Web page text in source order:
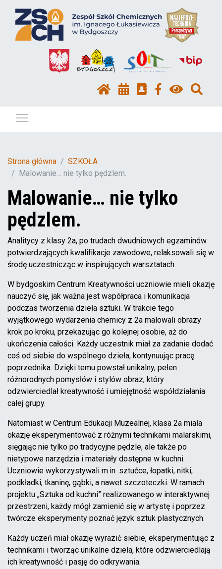
Strona główna
SZKOŁA
Malowanie… nie tylko pędzlem.
Malowanie… nie tylko
pędzlem.
Analitycy z klasy 2a, po trudach dwudniowych egzaminów
potwierdzających kwalifikacje zawodowe, relaksowali się w
środę uczestnicząc w inspirujących warsztatach.
W bydgoskim Centrum Kreatywności uczniowie mieli okazję
nauczyć się, jak ważna jest współpraca i komunikacja
podczas tworzenia dzieła sztuki. W trakcie tego
wyjątkowego wydarzenia chemicy z 2a malowali obrazy
krok po kroku, przekazując go kolejnej osobie, aż do
ukończenia całości. Każdy uczestnik miał za zadanie dodać
coś od siebie do wspólnego dzieła, kontynuując pracę
poprzednika. Dzięki temu powstał unikalny, pełen
różnorodnych pomysłów i stylów obraz, który
odzwierciedlał kreatywność i umiejętność współdziałania
całej grupy.
Natomiast w Centrum Edukacji Muzealnej, klasa 2a miała
okazję eksperymentować z różnymi technikami malarskimi,
sięgając nie tylko po tradycyjne pędzle, ale także po
nietypowe narzędzia i materiały dostępne w kuchni.
Uczniowie wykorzystywali m.in. sztućce, łopatki, nitki,
podkładki, tkaninę, gąbki, a nawet szczoteczki. W ramach
projektu „Sztuka od kuchni” realizowanego w interaktywnej
przestrzeni, każdy mógł zamienić się w artystę i poprzez
twórcze eksperymenty poznać język sztuk plastycznych.
Każdy uczeń miał okazję wyrazić siebie, eksperymentując z
technikami i tworząc unikalne dzieła, które odzwierciedlają
ich kreatywność i pasję do odkrywania.